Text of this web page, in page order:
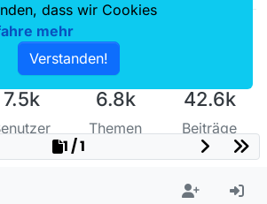
7.5k 6.8k
Themen
42.6k
Beiträge
1 / 1
dass wir Cookies
mehr
Verstanden!